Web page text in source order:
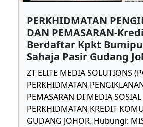
PERKHIDMATAN
DAN PEMASARAN-
Berdaftar Kpkt
Sahaja Pasir Gudang
ZT ELITE MEDIA SOLUTIONS
PERKHIDMATAN
PEMASARAN DI MEDIA SOSIAL
PERKHIDMATAN KREDIT
GUDANG JOHOR. Hubungi: